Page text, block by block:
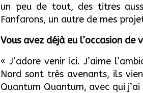
un peu de tout, des titres
Fanfarons, un autre de mes
Vous avez déjà eu l’occasion
« J’adore venir ici. J’aime
Nord sont très avenants, ils
Quantum Quantum, avec qui